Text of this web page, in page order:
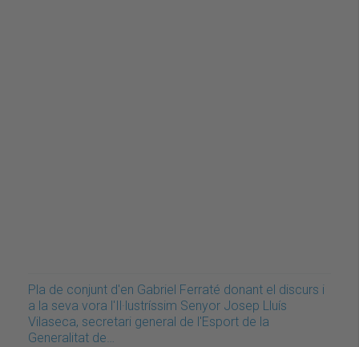
Pla de conjunt d'en Gabriel Ferraté donant el discurs i
a la seva vora l'Il·lustríssim Senyor Josep Lluís
Vilaseca, secretari general de l'Esport de la
Generalitat de…